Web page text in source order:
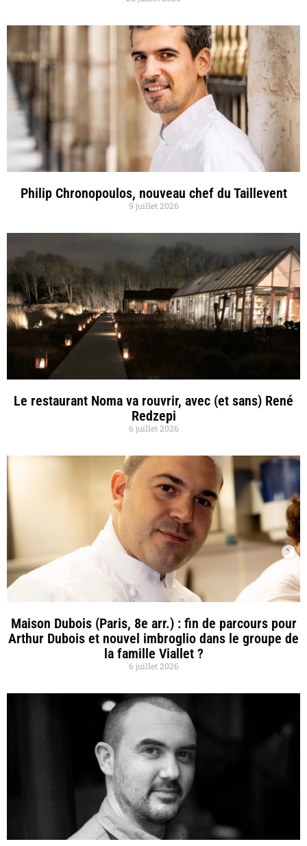
Philip Chronopoulos, nouveau chef du Taillevent
9 juillet 2026
Le restaurant Noma va rouvrir, avec (et sans) René
Redzepi
6 juillet 2026
Maison Dubois (Paris, 8e arr.) : fin de parcours pour
Arthur Dubois et nouvel imbroglio dans le groupe de
la famille Viallet ?
6 juillet 2026